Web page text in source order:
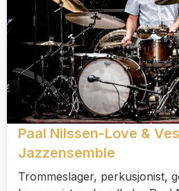
Paal Nilssen-Love &
Jazzensemble
Trommeslager, perkusjonist,